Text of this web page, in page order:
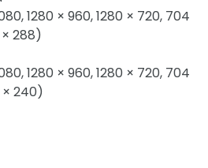
1280 × 960, 1280 × 720, 704
288)
1280 × 960, 1280 × 720, 704
240)